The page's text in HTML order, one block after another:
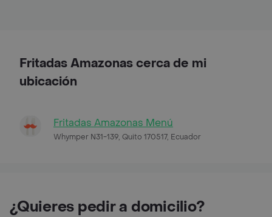
Fritadas Amazonas cerca de mi
ubicación
Fritadas Amazonas Menú
Whymper N31-139, Quito 170517, Ecuador
¿Quieres pedir a domicilio?